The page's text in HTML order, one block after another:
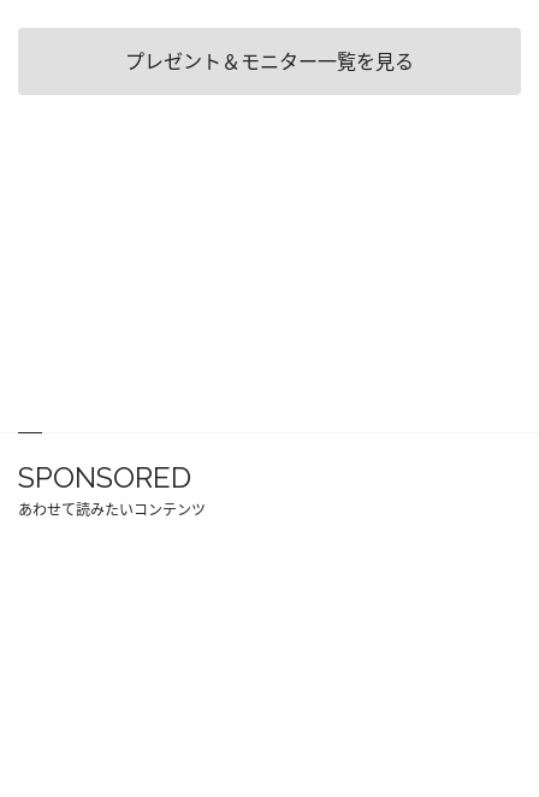
プレゼント＆モニター一覧を見る
SPONSORED
あわせて読みたいコンテンツ